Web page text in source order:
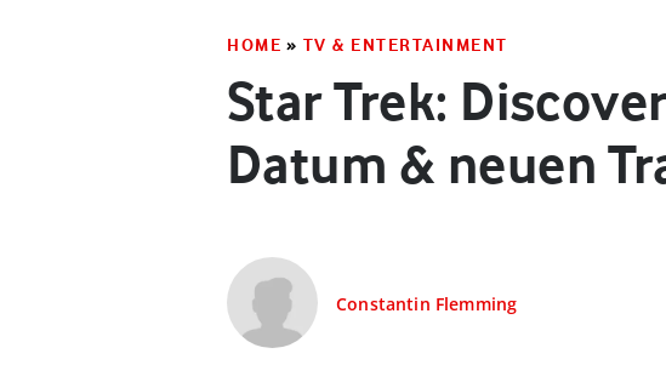
HOME » TV & ENTERTAINMENT
Star Trek:
Datum & neuen
Constantin Flemming